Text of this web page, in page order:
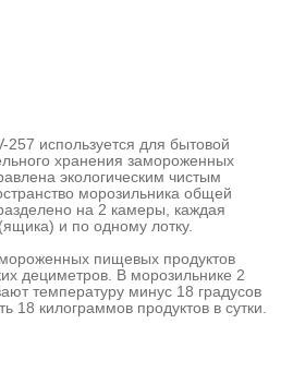
используется для бытовой
хранения замороженных
экологическим чистым
морозильника общей
на 2 камеры, каждая
и по одному лотку.
пищевых продуктов
дециметров. В морозильнике 2
температуру минус 18 градусов
18 килограммов продуктов в сутки.